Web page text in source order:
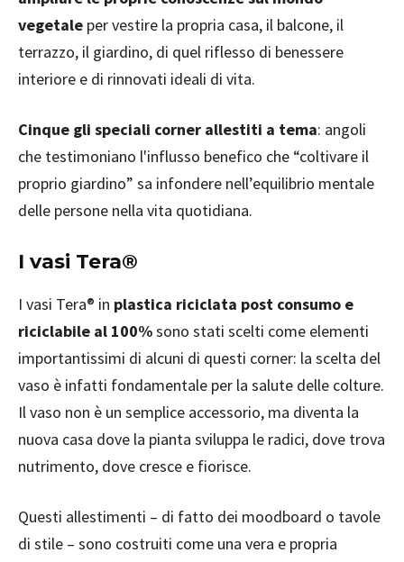
vegetale per vestire la propria casa, il balcone, il
terrazzo, il giardino, di quel riflesso di benessere
interiore e di rinnovati ideali di vita.
Cinque gli speciali corner allestiti a tema: angoli
che testimoniano l'influsso benefico che “coltivare il
proprio giardino” sa infondere nell’equilibrio mentale
delle persone nella vita quotidiana.
I vasi Tera®
I vasi Tera® in plastica riciclata post consumo e
riciclabile al 100%sono stati scelti come elementi
importantissimi di alcuni di questi corner: la scelta del
vaso è infatti fondamentale per la salute delle colture.
Il vaso non è un semplice accessorio, ma diventa la
nuova casa dove la pianta sviluppa le radici, dove trova
nutrimento, dove cresce e fiorisce.
Questi allestimenti – di fatto dei moodboard o tavole
di stile – sono costruiti come una vera e propria